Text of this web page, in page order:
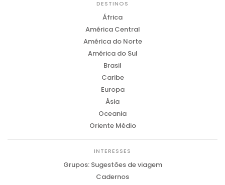
DESTINOS
África
América Central
América do Norte
América do Sul
Brasil
Caribe
Europa
Ásia
Oceania
Oriente Médio
INTERESSES
Grupos: Sugestões de viagem
Cadernos